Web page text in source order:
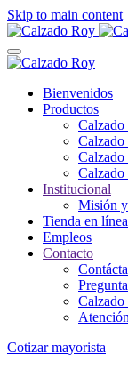
Skip to main content
Bienvenidos
Productos
Calzado
Calzado
Calzado
Calzado
Institucional
Misión
Tienda en línea
Empleos
Contacto
Calzado
Cotizar mayorista